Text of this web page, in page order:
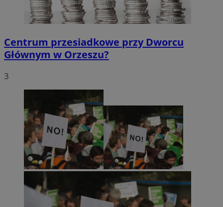
Centrum przesiadkowe przy Dworcu
Głównym w Orzeszu?
3